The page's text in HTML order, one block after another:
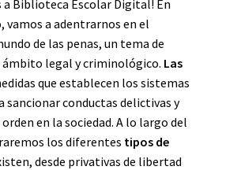
a Biblioteca Escolar Digital! En
vamos a adentrarnos en el
de las penas, un tema de
ámbito legal y criminológico. Las
que establecen los sistemas
sancionar conductas delictivas y
en la sociedad. A lo largo del
los diferentes tipos de
desde privativas de libertad